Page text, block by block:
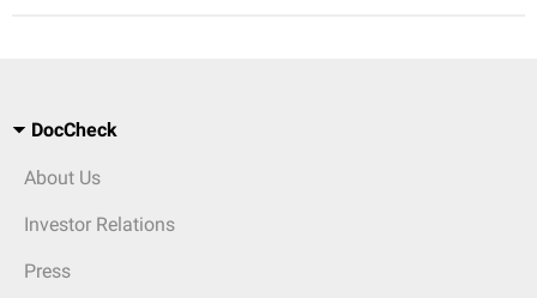
DocCheck
About Us
Investor Relations
Press